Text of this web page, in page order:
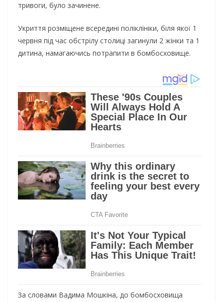
тривоги, було зачинене.
Укриття розміщене всередині поліклініки, біля якої 1
червня під час обстрілу столиці загинули 2 жінки та 1
дитина, намагаючись потрапити в бомбосховище.
За словами Вадима Мошкіна, до бомбосховища